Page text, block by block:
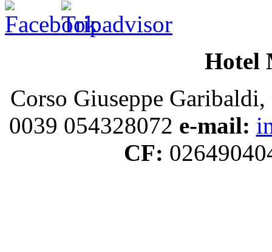
Hotel
Corso Giuseppe
0039 054328072 e-mail:
CF: